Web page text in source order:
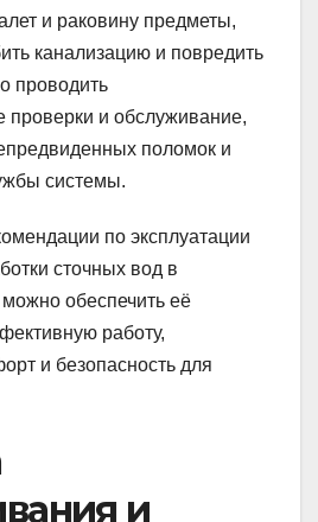
и раковину предметы,
канализацию и повредить
проводить
проверки и обслуживание,
поломок и
системы.
по эксплуатации
сточных вод в
обеспечить её
работу,
и безопасность для
и